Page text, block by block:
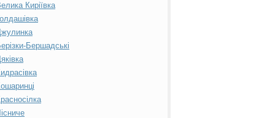
Киріївка
Бершадські